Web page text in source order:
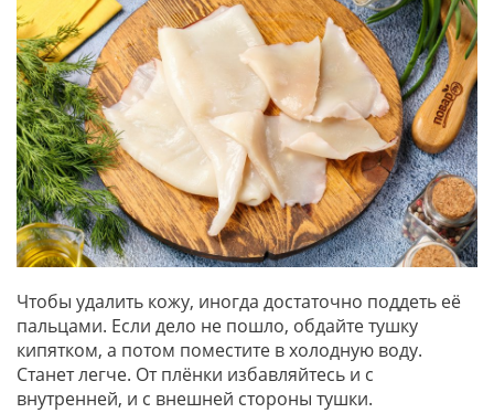
Чтобы удалить кожу, иногда достаточно поддеть её
пальцами. Если дело не пошло, обдайте тушку
кипятком, а потом поместите в холодную воду.
Станет легче. От плёнки избавляйтесь и с
внутренней, и с внешней стороны тушки.